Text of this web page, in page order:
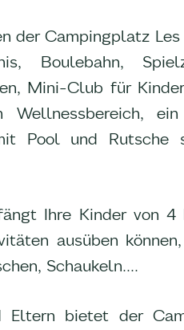
der Campingplatz
Boulebahn,
Mini-Club für
Wellnessbereich,
Pool und Rutsche
Ihre Kinder von
ausüben
Schaukeln....
Eltern bietet der